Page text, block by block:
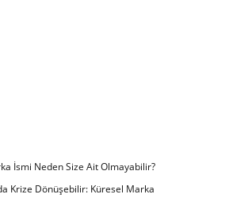
İsmi Neden Size Ait Olmayabilir?
Krize Dönüşebilir: Küresel Marka